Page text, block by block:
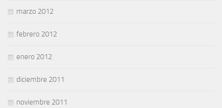
marzo 2012
febrero 2012
enero 2012
diciembre 2011
noviembre 2011